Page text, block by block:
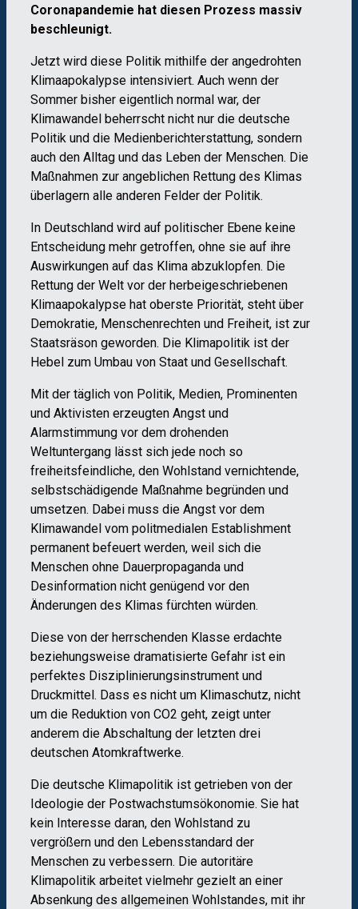
Coronapandemie hat diesen Prozess massiv
beschleunigt.
Jetzt wird diese Politik mithilfe der angedrohten
Klimaapokalypse intensiviert. Auch wenn der
Sommer bisher eigentlich normal war, der
Klimawandel beherrscht nicht nur die deutsche
Politik und die Medienberichterstattung, sondern
auch den Alltag und das Leben der Menschen. Die
Maßnahmen zur angeblichen Rettung des Klimas
überlagern alle anderen Felder der Politik.
In Deutschland wird auf politischer Ebene keine
Entscheidung mehr getroffen, ohne sie auf ihre
Auswirkungen auf das Klima abzuklopfen. Die
Rettung der Welt vor der herbeigeschriebenen
Klimaapokalypse hat oberste Priorität, steht über
Demokratie, Menschenrechten und Freiheit, ist zur
Staatsräson geworden. Die Klimapolitik ist der
Hebel zum Umbau von Staat und Gesellschaft.
Mit der täglich von Politik, Medien, Prominenten
und Aktivisten erzeugten Angst und
Alarmstimmung vor dem drohenden
Weltuntergang lässt sich jede noch so
freiheitsfeindliche, den Wohlstand vernichtende,
selbstschädigende Maßnahme begründen und
umsetzen. Dabei muss die Angst vor dem
Klimawandel vom politmedialen Establishment
permanent befeuert werden, weil sich die
Menschen ohne Dauerpropaganda und
Desinformation nicht genügend vor den
Änderungen des Klimas fürchten würden.
Diese von der herrschenden Klasse erdachte
beziehungsweise dramatisierte Gefahr ist ein
perfektes Disziplinierungsinstrument und
Druckmittel. Dass es nicht um Klimaschutz, nicht
um die Reduktion von CO2 geht, zeigt unter
anderem die Abschaltung der letzten drei
deutschen Atomkraftwerke.
Die deutsche Klimapolitik ist getrieben von der
Ideologie der Postwachstumsökonomie. Sie hat
kein Interesse daran, den Wohlstand zu
vergrößern und den Lebensstandard der
Menschen zu verbessern. Die autoritäre
Klimapolitik arbeitet vielmehr gezielt an einer
Absenkung des allgemeinen Wohlstandes, mit ihr